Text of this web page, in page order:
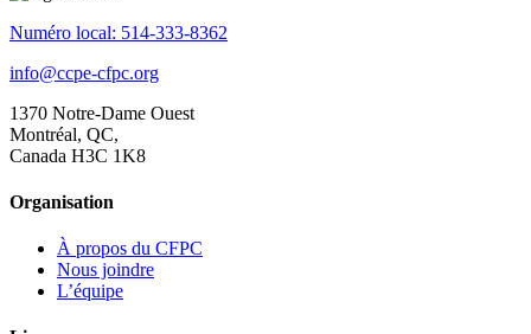
Numéro local: 514-333-8362
info@ccpe-cfpc.org
1370 Notre-Dame Ouest
Montréal, QC,
Canada H3C 1K8
Organisation
À propos du CFPC
Nous joindre
L’équipe